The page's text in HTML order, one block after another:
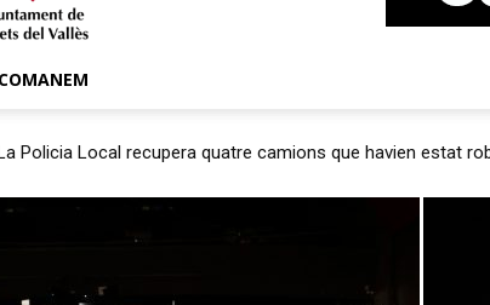
Policia Local recupera quatre camions que havien estat